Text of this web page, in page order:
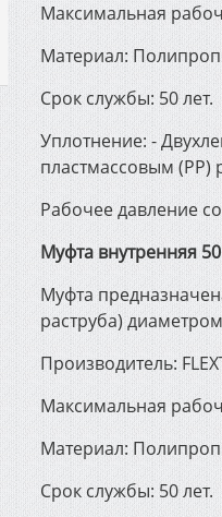
Максимальная
Материал:
Срок службы: 50 лет.
Уплотнение: -
пластмассовым
Рабочее давление
Муфта внутренняя
Муфта
раструба)
Производитель:
Максимальная
Материал:
Срок службы: 50 лет.